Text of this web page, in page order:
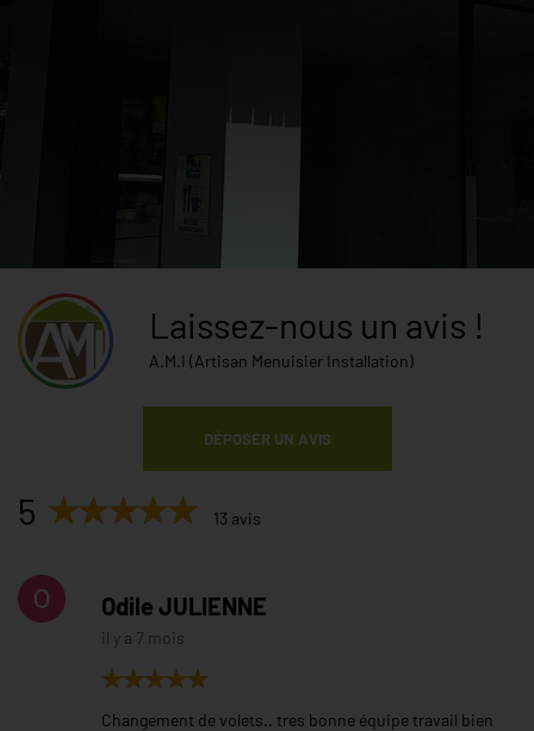
Laissez-nous un avis !
A.M.I (Artisan Menuisier Installation)
DÉPOSER UN AVIS
5 13 avis
Odile JULIENNE
il y a 7 mois
Changement de volets.. tres bonne équipe travail bien